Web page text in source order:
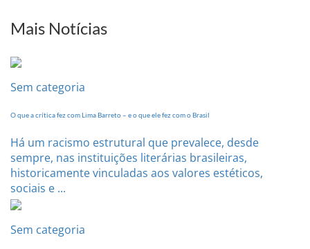
setembro
Mais Notícias
Sem categoria
O que a crítica fez com Lima Barreto – e o que ele fez com o Brasil
Há um racismo estrutural que prevalece, desde
sempre, nas instituições literárias brasileiras,
historicamente vinculadas aos valores estéticos,
sociais e ...
Sem categoria